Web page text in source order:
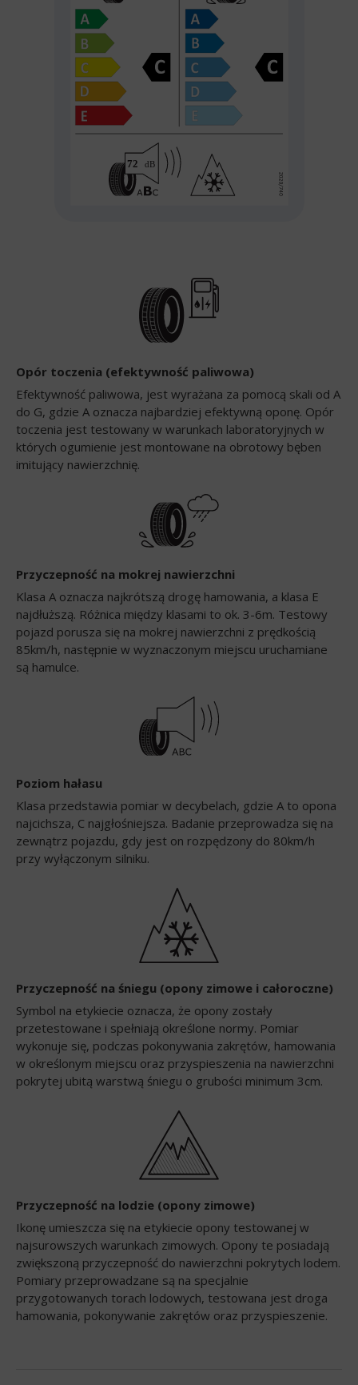
Opór toczenia (efektywność paliwowa)
Efektywność paliwowa, jest wyrażana za pomocą skali od A
do G, gdzie A oznacza najbardziej efektywną oponę. Opór
toczenia jest testowany w warunkach laboratoryjnych w
których ogumienie jest montowane na obrotowy bęben
imitujący nawierzchnię.
Przyczepność na mokrej nawierzchni
Klasa A oznacza najkrótszą drogę hamowania, a klasa E
najdłuższą. Różnica między klasami to ok. 3-6m. Testowy
pojazd porusza się na mokrej nawierzchni z prędkością
85km/h, następnie w wyznaczonym miejscu uruchamiane
są hamulce.
Poziom hałasu
Klasa przedstawia pomiar w decybelach, gdzie A to opona
najcichsza, C najgłośniejsza. Badanie przeprowadza się na
zewnątrz pojazdu, gdy jest on rozpędzony do 80km/h
przy wyłączonym silniku.
Przyczepność na śniegu (opony zimowe i całoroczne)
Symbol na etykiecie oznacza, że opony zostały
przetestowane i spełniają określone normy. Pomiar
wykonuje się, podczas pokonywania zakrętów, hamowania
w określonym miejscu oraz przyspieszenia na nawierzchni
pokrytej ubitą warstwą śniegu o grubości minimum 3cm.
Przyczepność na lodzie (opony zimowe)
Ikonę umieszcza się na etykiecie opony testowanej w
najsurowszych warunkach zimowych. Opony te posiadają
zwiększoną przyczepność do nawierzchni pokrytych lodem.
Pomiary przeprowadzane są na specjalnie
przygotowanych torach lodowych, testowana jest droga
hamowania, pokonywanie zakrętów oraz przyspieszenie.